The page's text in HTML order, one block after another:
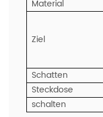
Material
Ziel
Schatten
Steckdose
schalten